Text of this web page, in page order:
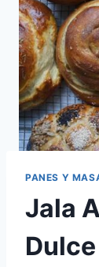
PANES Y
Jala